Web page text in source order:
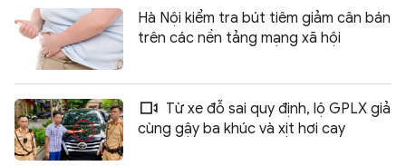
Hà Nội kiểm tra bút tiêm giảm cân bán
trên các nền tảng mạng xã hội
Từ xe đỗ sai quy định, lộ GPLX giả
cùng gậy ba khúc và xịt hơi cay